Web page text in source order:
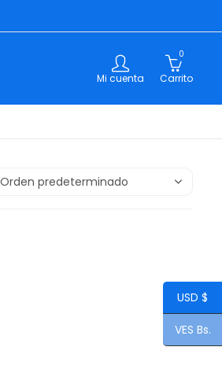
Mi cuenta
0
Carrito
USD $
VES Bs.